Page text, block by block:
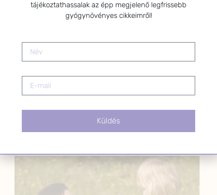
Keringési rendszer természetes
tájékoztathassalak az épp megjelenő legfrissebb
gyógynövényes cikkeimről!
Küldés